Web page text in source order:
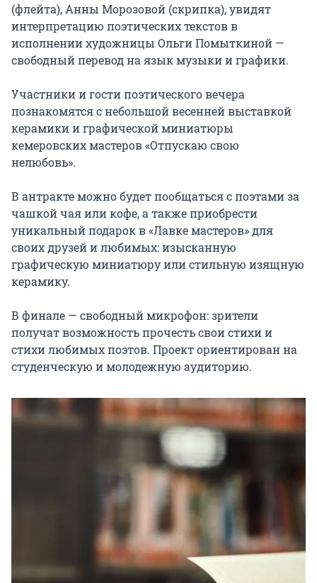
(флейта), Анны Морозовой (скрипка), увидят
интерпретацию поэтических текстов в
исполнении художницы Ольги Помыткиной —
свободный перевод на язык музыки и графики.
Участники и гости поэтического вечера
познакомятся с небольшой весенней выставкой
керамики и графической миниатюры
кемеровских мастеров «Отпускаю свою
нелюбовь».
В антракте можно будет пообщаться с поэтами за
чашкой чая или кофе, а также приобрести
уникальный подарок в «Лавке мастеров» для
своих друзей и любимых: изысканную
графическую миниатюру или стильную изящную
керамику.
В финале — свободный микрофон: зрители
получат возможность прочесть свои стихи и
стихи любимых поэтов. Проект ориентирован на
студенческую и молодежную аудиторию.